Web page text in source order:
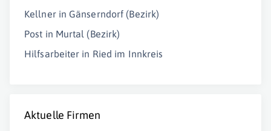
Kellner in Gänserndorf (Bezirk)
Post in Murtal (Bezirk)
Hilfsarbeiter in Ried im Innkreis
Aktuelle Firmen